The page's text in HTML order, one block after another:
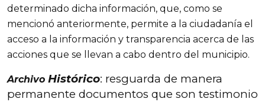
determinado dicha información, que, como se
mencionó anteriormente, permite a la ciudadanía el
acceso a la información y transparencia acerca de las
acciones que se llevan a cabo dentro del municipio.
Archivo Histórico: resguarda de manera
permanente documentos que son testimonio